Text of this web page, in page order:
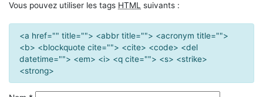
Vous pouvez utiliser les tags HTML suivants :
<a href="" title=""> <abbr title=""> <acronym title="">
<b> <blockquote cite=""> <cite> <code> <del
datetime=""> <em> <i> <q cite=""> <s> <strike>
<strong>